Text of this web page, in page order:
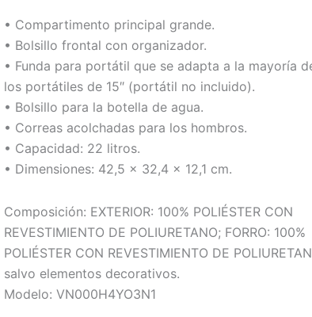
• Compartimento principal grande.
• Bolsillo frontal con organizador.
• Funda para portátil que se adapta a la mayoría
los portátiles de 15″ (portátil no incluido).
• Bolsillo para la botella de agua.
• Correas acolchadas para los hombros.
• Capacidad: 22 litros.
• Dimensiones: 42,5 x 32,4 x 12,1 cm.
Composición: EXTERIOR: 100% POLIÉSTER CON
REVESTIMIENTO DE POLIURETANO; FORRO: 100%
POLIÉSTER CON REVESTIMIENTO DE
salvo elementos decorativos.
Modelo: VN000H4YO3N1